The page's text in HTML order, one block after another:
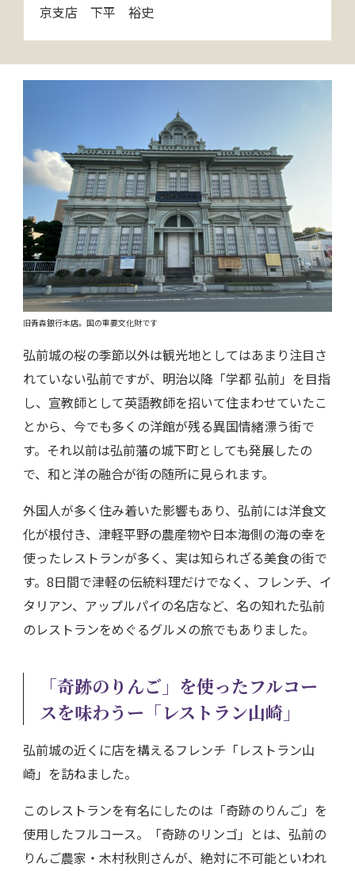
京支店 下平 裕史
旧青森銀行本店。国の重要文化財です
弘前城の桜の季節以外は観光地としてはあまり注目さ
れていない弘前ですが、明治以降「学都 弘前」を目指
し、宣教師として英語教師を招いて住まわせていたこ
とから、今でも多くの洋館が残る異国情緒漂う街で
す。それ以前は弘前藩の城下町としても発展したの
で、和と洋の融合が街の随所に見られます。
外国人が多く住み着いた影響もあり、弘前には洋食文
化が根付き、津軽平野の農産物や日本海側の海の幸を
使ったレストランが多く、実は知られざる美食の街で
す。8日間で津軽の伝統料理だけでなく、フレンチ、イ
タリアン、アップルパイの名店など、名の知れた弘前
のレストランをめぐるグルメの旅でもありました。
「奇跡のりんご」を使ったフルコー
スを味わうー「レストラン山崎」
弘前城の近くに店を構えるフレンチ「レストラン山
崎」を訪ねました。
このレストランを有名にしたのは「奇跡のりんご」を
使用したフルコース。「奇跡のリンゴ」とは、弘前の
りんご農家・木村秋則さんが、絶対に不可能といわれ